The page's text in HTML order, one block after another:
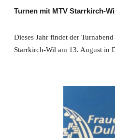
Turnen mit MTV Starrkirch-Wil
Dieses Jahr findet der
Starrkirch-Wil am 13. August in